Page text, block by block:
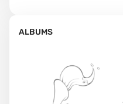
ALBUMS